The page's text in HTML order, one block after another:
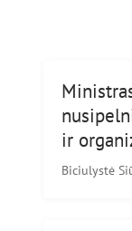
ir
Biciulystė